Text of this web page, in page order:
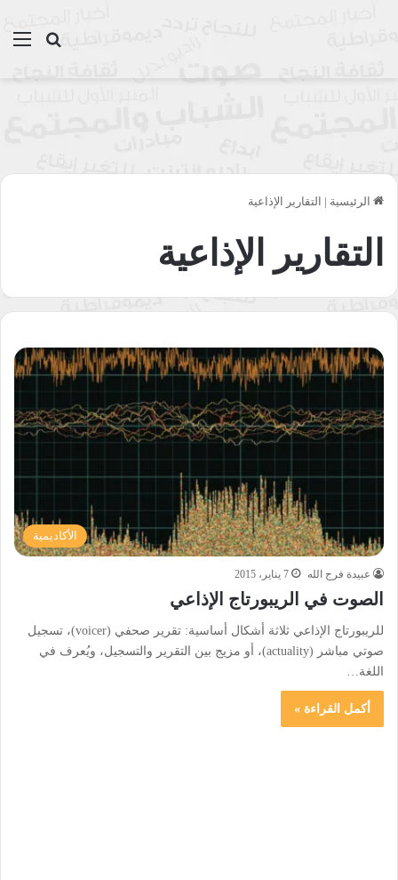
بحث
الرئيسية | التقارير الإذاعية
التقارير الإذاعية
الأكاديمية
عبيدة فرج الله 7 يناير، 2015
الصوت في الريبورتاج الإذاعي
للريبورتاج الإذاعي ثلاثة أشكال أساسية: تقرير صحفي (voicer)، تسجيل
صوتي مباشر (actuality)، أو مزيج بين التقرير والتسجيل، ويُعرف في
اللغة…
أكمل القراءة »